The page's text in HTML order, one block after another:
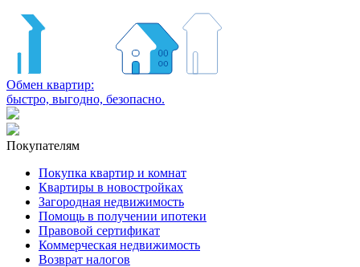
Обмен квартир:
быстро, выгодно, безопасно.
Покупателям
Покупка квартир и комнат
Квартиры в новостройках
Загородная недвижимость
Помощь в получении ипотеки
Правовой сертификат
Коммерческая недвижимость
Возврат налогов